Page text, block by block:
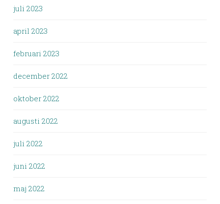
juli 2023
april 2023
februari 2023
december 2022
oktober 2022
augusti 2022
juli 2022
juni 2022
maj 2022